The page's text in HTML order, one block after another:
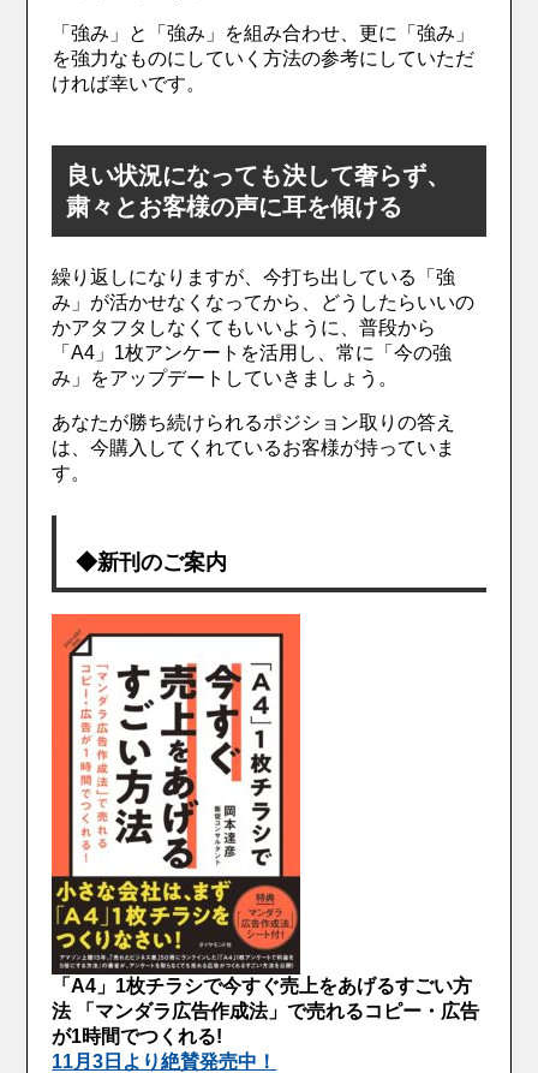
「強み」と「強み」を組み合わせ、更に「強み」
を強力なものにしていく方法の参考にしていただ
ければ幸いです。
良い状況になっても決して奢らず、
粛々とお客様の声に耳を傾ける
繰り返しになりますが、今打ち出している「強
み」が活かせなくなってから、どうしたらいいの
かアタフタしなくてもいいように、普段から
「A4」1枚アンケートを活用し、常に「今の強
み」をアップデートしていきましょう。
あなたが勝ち続けられるポジション取りの答え
は、今購入してくれているお客様が持っていま
す。
◆新刊のご案内
「A4」1枚チラシで今すぐ売上をあげるすごい方
法 「マンダラ広告作成法」で売れるコピー・広告
が1時間でつくれる!
11月3日より絶賛発売中！